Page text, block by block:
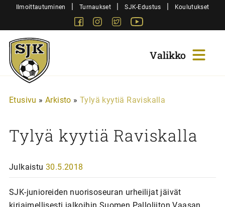
SiirryIlmoittautuminen | Turnaukset | SJK-Edustus | Koulutukset
FacebookInstagram
Twitter
Sjk-
Juniorit
Etusivu » Arkisto » Tylyä kyytiä Raviskalla
Tylyä kyytiä Raviskalla
Julkaistu 30.5.2018
SJK-junioreiden nuorisoseuran urheilijat jäivät